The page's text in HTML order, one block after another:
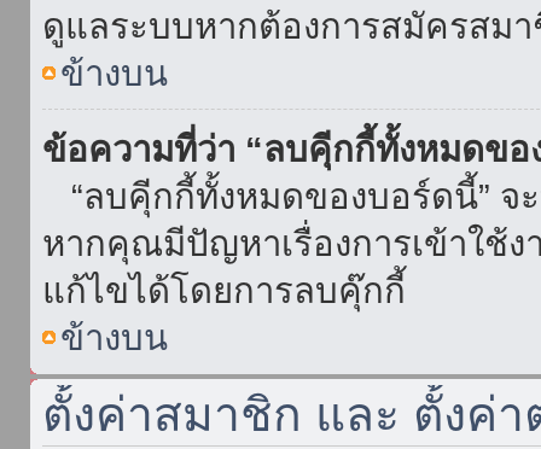
ดูแลระบบหากต้องการสมัครสม
ข้างบน
ข้อความที่ว่า “ลบคุีกกี้ทั้งหมดขอ
“ลบคุีกกี้ทั้งหมดของบอร์ดนี้” จ
หากคุณมีปัญหาเรื่องการเข้าใช้
แก้ไขได้โดยการลบคุ๊กกี้
ข้างบน
ตั้งค่าสมาชิก และ ตั้งค่า